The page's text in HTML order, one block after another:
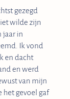
gezegd
wilde zijn
jaar in
Ik vond
en dacht
en werd
van mijn
het gevoel gaf